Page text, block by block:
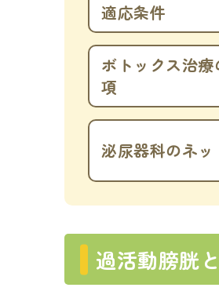
適応条件
ボトックス治
項
泌尿器科のネッ
過活動膀胱